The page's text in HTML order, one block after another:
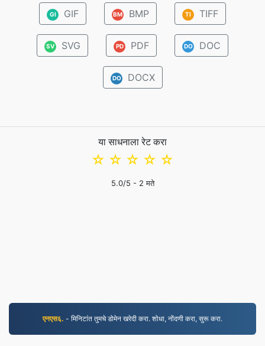
GI GIF BM BMP TI TIFF
SV SVG PD PDF DO DOC
DO DOCX
या साधनाला रेट करा
☆
☆
☆
☆
☆
5.0/5 - 2 मते
एनएस६. - मिनिटांत तुमचे डोमेन खरेदी करा. शोधा, नोंदणी करा, सुरू करा.